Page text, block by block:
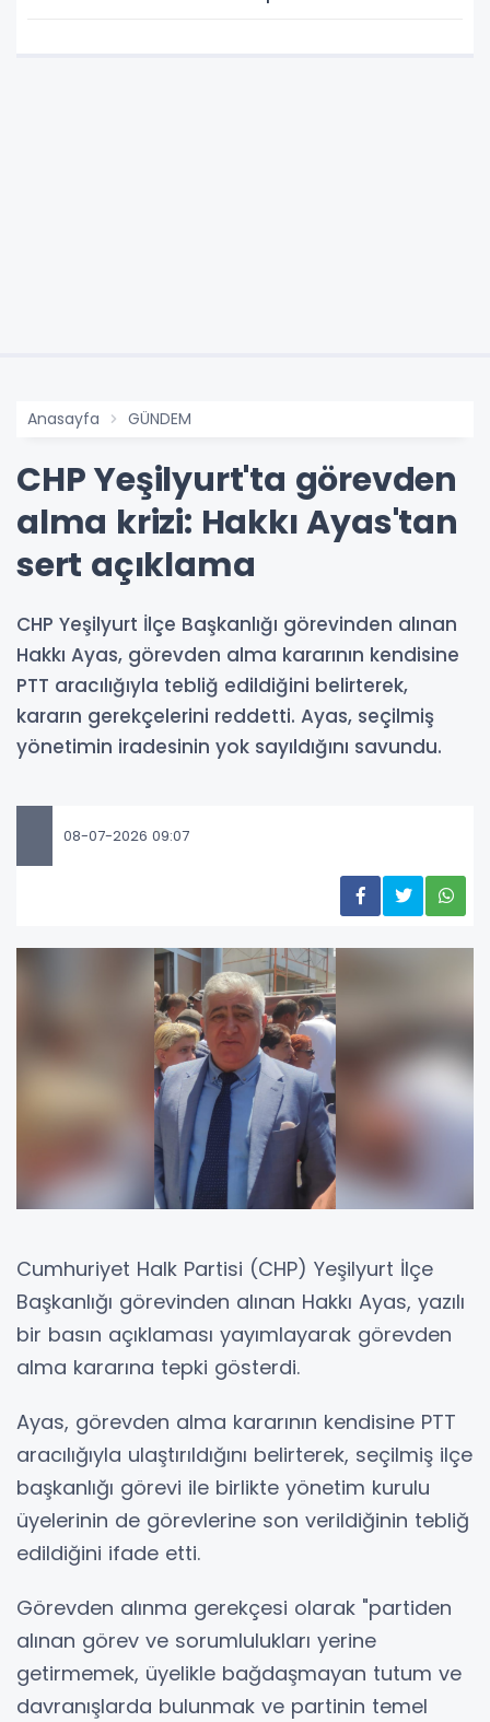
Anasayfa GÜNDEM
CHP Yeşilyurt'ta görevden
alma krizi: Hakkı Ayas'tan
sert açıklama
CHP Yeşilyurt İlçe Başkanlığı görevinden alınan
Hakkı Ayas, görevden alma kararının kendisine
PTT aracılığıyla tebliğ edildiğini belirterek,
kararın gerekçelerini reddetti. Ayas, seçilmiş
yönetimin iradesinin yok sayıldığını savundu.
08-07-2026 09:07
Cumhuriyet Halk Partisi (CHP) Yeşilyurt İlçe
Başkanlığı görevinden alınan Hakkı Ayas, yazılı
bir basın açıklaması yayımlayarak görevden
alma kararına tepki gösterdi.
Ayas, görevden alma kararının kendisine PTT
aracılığıyla ulaştırıldığını belirterek, seçilmiş ilçe
başkanlığı görevi ile birlikte yönetim kurulu
üyelerinin de görevlerine son verildiğinin tebliğ
edildiğini ifade etti.
Görevden alınma gerekçesi olarak "partiden
alınan görev ve sorumlulukları yerine
getirmemek, üyelikle bağdaşmayan tutum ve
davranışlarda bulunmak ve partinin temel